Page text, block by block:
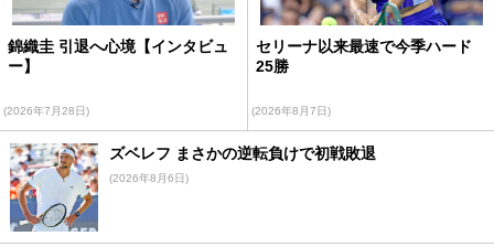
錦織圭 引退へ心境【インタビュ
ー】
(2026年7月28日)
セリーナ以来最速で今季ハード
25勝
(2026年8月7日)
ズベレフ まさかの逆転負けで初戦敗退
(2026年8月6日)